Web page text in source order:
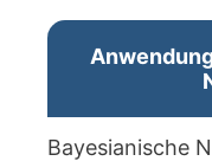
Bayesianische